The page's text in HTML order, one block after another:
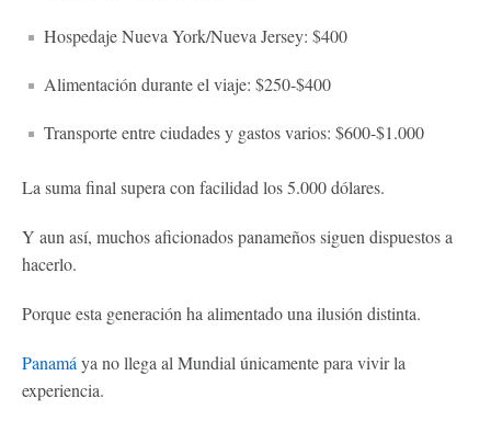
Hospedaje Nueva York/Nueva Jersey: $400
Alimentación durante el viaje: $250-$400
Transporte entre ciudades y gastos varios: $600-$1.000
La suma final supera con facilidad los 5.000 dólares.
Y aun así, muchos aficionados panameños siguen dispuestos a
hacerlo.
Porque esta generación ha alimentado una ilusión distinta.
Panamá ya no llega al Mundial únicamente para vivir la
experiencia.